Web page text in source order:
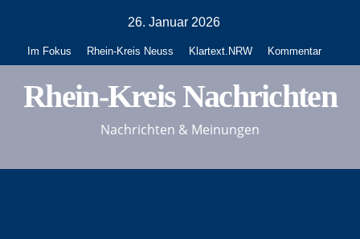
springen
26. Januar 2026
Im Fokus Rhein-Kreis Neuss Klartext.NRW Kommentar
Rhein-Kreis Nachrichten
Nachrichten & Meinungen